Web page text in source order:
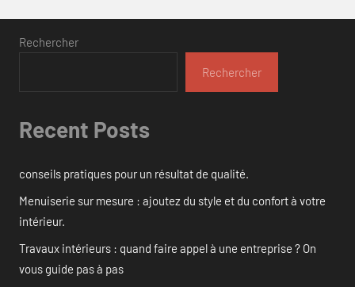
Rechercher
Rechercher
Recent Posts
conseils pratiques pour un résultat de qualité.
Menuiserie sur mesure : ajoutez du style et du confort à votre
intérieur.
Travaux intérieurs : quand faire appel à une entreprise ? On
vous guide pas à pas